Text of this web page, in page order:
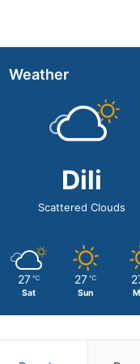
Weather
Dili
Scattered Clouds
27 ℃
Sat
27 ℃
Sun